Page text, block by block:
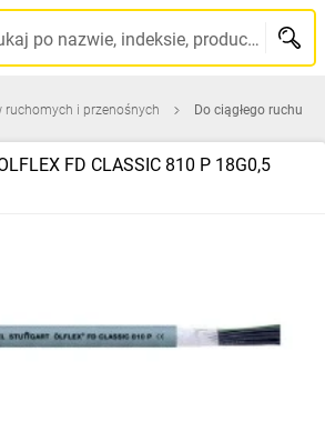
Szukaj po nazwie, indeksie, producencie, kodzie kreskowym...
ruchomych i przenośnych Do ciągłego ruchu
FD CLASSIC 810 P 18G0,5